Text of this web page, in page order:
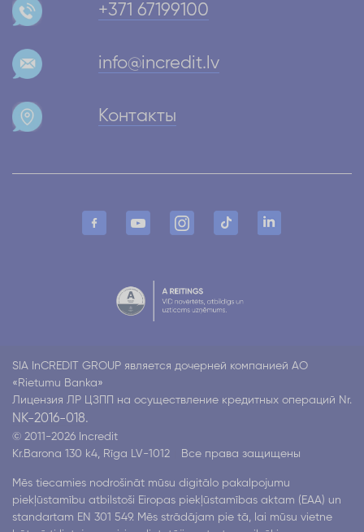
+371 67199100
info@incredit.lv
Контакты
SIA InCREDIT GROUP является дочерней компанией АО
«Rietumu Banka»
Лицензия ЛР ЦЗПП на осуществление кредитных операций Nr.
NK-2016-018.
© 2011-2026 Incredit
Kr.Barona 130 k4, Rīga LV-1012
Все права защищены
Mēs tiecamies nodrošināt mūsu digitālo pakalpojumu
piekļūstamību atbilstoši Eiropas piekļūstamības aktam (EAA) un
standartam EN 301 549. Mēs strādājam pie tā, lai mūsu vietne